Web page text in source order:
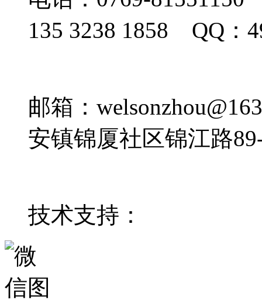
135 3238 1858 QQ：
邮箱：
安镇锦厦社区锦江路
技术支持：